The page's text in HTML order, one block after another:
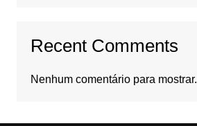
Recent Comments
Nenhum comentário para mostrar.